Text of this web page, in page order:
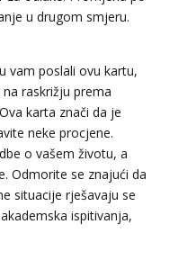
u drugom smjeru.
vam poslali ovu kartu,
raskrižju prema
karta znači da je
neke procjene.
o vašem životu, a
Odmorite se znajući da
situacije rješavaju se
ispitivanja,
karte
600-600
min